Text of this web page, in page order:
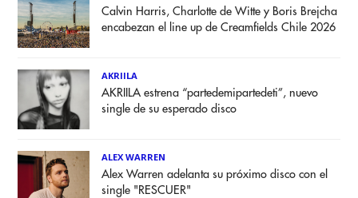
Calvin Harris, Charlotte de Witte y Boris Brejcha
encabezan el line up de Creamfields Chile 2026
AKRIILA
AKRIILA estrena “partedemipartedeti”, nuevo
single de su esperado disco
ALEX WARREN
Alex Warren adelanta su próximo disco con el
single "RESCUER"